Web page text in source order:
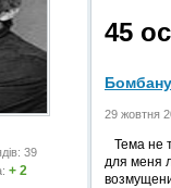
45
29 жовтня
Тема не
для меня
39
+ 2